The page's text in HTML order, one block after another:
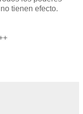
tienen efecto.